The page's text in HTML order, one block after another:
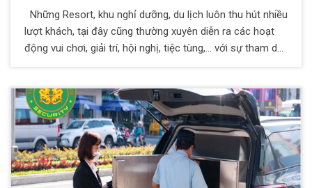
Những Resort, khu nghỉ dưỡng, du lịch luôn thu hút nhiều
lượt khách, tại đây cũng thường xuyên diễn ra các hoạt
động vui chơi, giải trí, hội nghị, tiệc tùng,… với sự tham dự